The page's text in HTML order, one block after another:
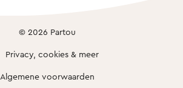
© 2026 Partou
Privacy, cookies & meer
Algemene voorwaarden